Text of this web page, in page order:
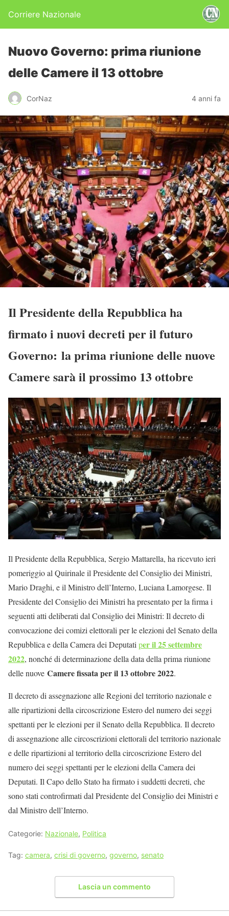
Corriere Nazionale
Nuovo Governo: prima riunione
delle Camere il 13 ottobre
CorNaz 4 anni fa
Il Presidente della Repubblica ha
firmato i nuovi decreti per il futuro
Governo: la prima riunione delle nuove
Camere sarà il prossimo 13 ottobre
Il Presidente della Repubblica, Sergio Mattarella, ha ricevuto ieri
pomeriggio al Quirinale il Presidente del Consiglio dei Ministri,
Mario Draghi, e il Ministro dell’Interno, Luciana Lamorgese. Il
Presidente del Consiglio dei Ministri ha presentato per la firma i
seguenti atti deliberati dal Consiglio dei Ministri: Il decreto di
convocazione dei comizi elettorali per le elezioni del Senato della
Repubblica e della Camera dei Deputati per il 25 settembre
2022, nonché di determinazione della data della prima riunione
delle nuove Camere fissata per il 13 ottobre 2022.
Il decreto di assegnazione alle Regioni del territorio nazionale e
alle ripartizioni della circoscrizione Estero del numero dei seggi
spettanti per le elezioni per il Senato della Repubblica. Il decreto
di assegnazione alle circoscrizioni elettorali del territorio nazionale
e delle ripartizioni al territorio della circoscrizione Estero del
numero dei seggi spettanti per le elezioni della Camera dei
Deputati. Il Capo dello Stato ha firmato i suddetti decreti, che
sono stati controfirmati dal Presidente del Consiglio dei Ministri e
dal Ministro dell’Interno.
Categorie: Nazionale, Politica
Tag: camera, crisi di governo, governo, senato
Lascia un commento